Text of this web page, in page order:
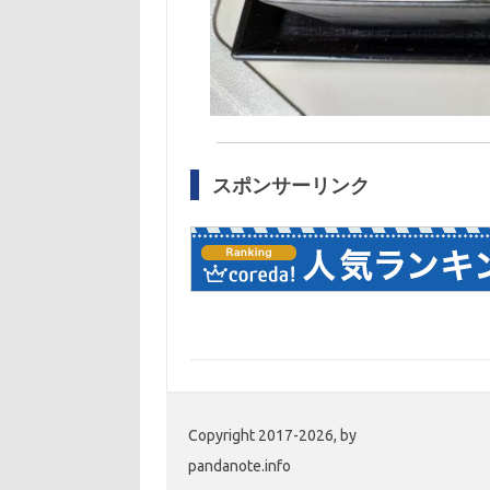
スポンサーリンク
Copyright 2017-2026, by
pandanote.info